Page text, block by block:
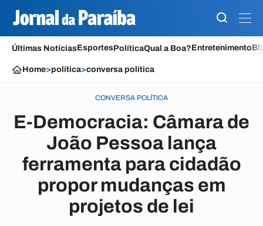
Últimas NotíciasEsportesPolíticaQual a Boa?Entretenimento
Home>política>conversa política
CONVERSA POLÍTICA
E-Democracia: Câmara de
João Pessoa lança
ferramenta para cidadão
propor mudanças em
projetos de lei